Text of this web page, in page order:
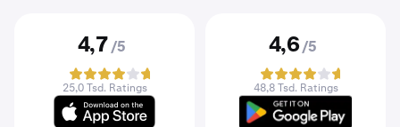
4,7 /5
25,0 Tsd. Ratings
4,6 /5
48,8 Tsd. Ratings